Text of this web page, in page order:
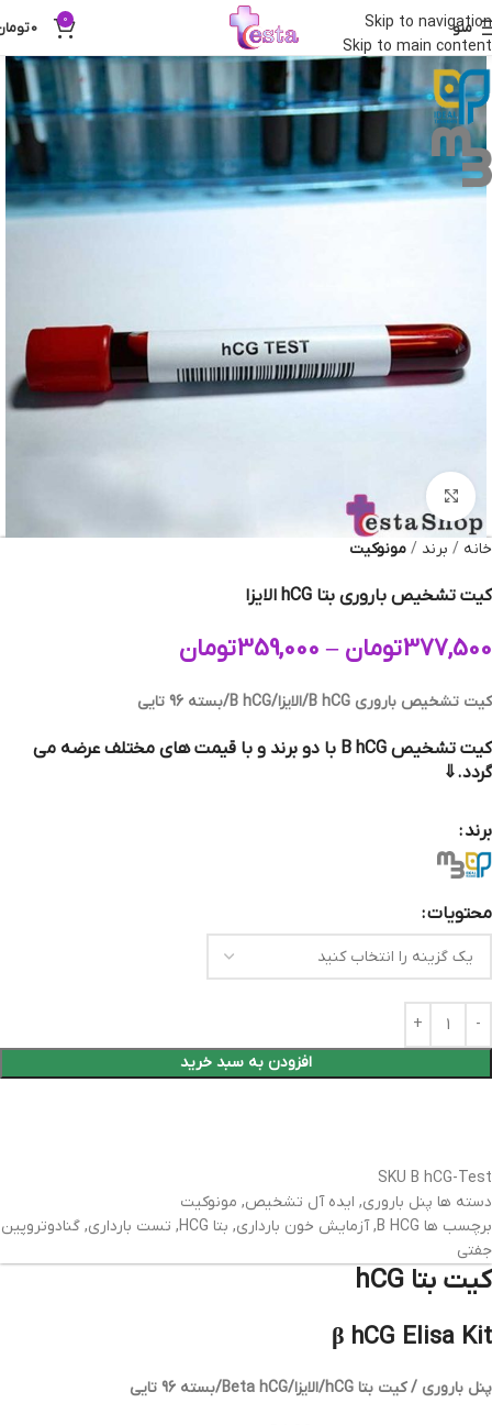
Skip to navigation
Skip to main content
منو 0
0
بزرگنمایی تصویر
خانه برند مونوکیت
کیت تشخیص باروری بتا hCG الایزا
377,500تومان –
359,000تومان
کیت تشخیص باروری B hCG/الایزا/B hCG/بسته 96 تایی
کیت تشخیص B hCG با دو برند و با قیمت های مختلف عرضه می
گردد.⇓
برند
محتویات
افزودن به سبد خرید
SKU B hCG-Test
دسته ها پنل باروری, ایده آل تشخیص, مونوکیت
برچسب ها B HCG
,آزمایش خون بارداری, بتا HCG , تست بارداری, گنادوتروپین
جفتی
کیت بتا hCG
β hCG Elisa Kit
پنل باروری / کیت بتا hCG/الایزا/Beta hCG/بسته 96 تایی